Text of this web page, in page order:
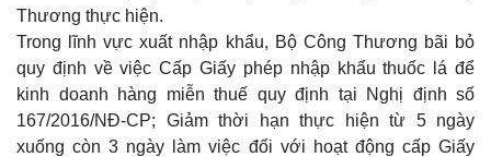
Thế giới
Quan sát
Cuộc sống đó đây
Hồ sơ
Video
Ảnh
E-Magazine
Infographic
Thương thực hiện.
Trong lĩnh vực xuất nhập khẩu, Bộ Công Thương bãi bỏ
quy định về việc Cấp Giấy phép nhập khẩu thuốc lá để
kinh doanh hàng miễn thuế quy định tại Nghị định số
167/2016/NĐ-CP; Giảm thời hạn thực hiện từ 5 ngày
xuống còn 3 ngày làm việc đối với hoạt động cấp Giấy